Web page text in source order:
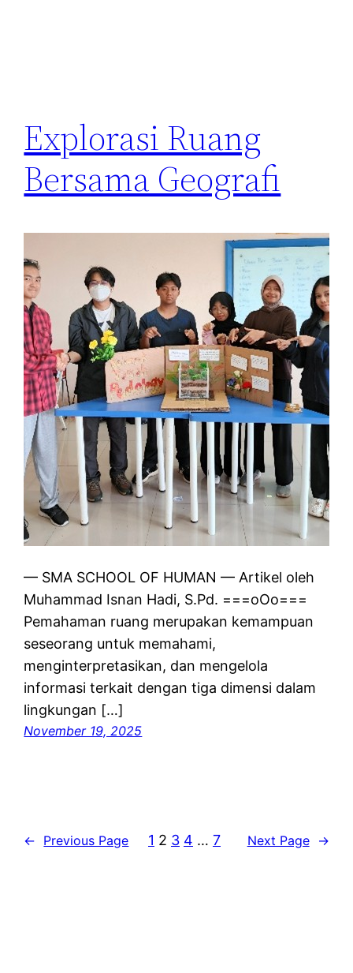
Explorasi Ruang
Bersama Geografi
— SMA SCHOOL OF HUMAN — Artikel oleh
Muhammad Isnan Hadi, S.Pd. ===oOo===
Pemahaman ruang merupakan kemampuan
seseorang untuk memahami,
menginterpretasikan, dan mengelola
informasi terkait dengan tiga dimensi dalam
lingkungan […]
November 19, 2025
← Previous Page 1 2 3 4 … 7 Next Page →